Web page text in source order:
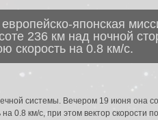
японская
236 км над ночной
скорость на 0.8 км/с.
системы. Вечером 19 июня она
0.8 км/с, при этом вектор скорости